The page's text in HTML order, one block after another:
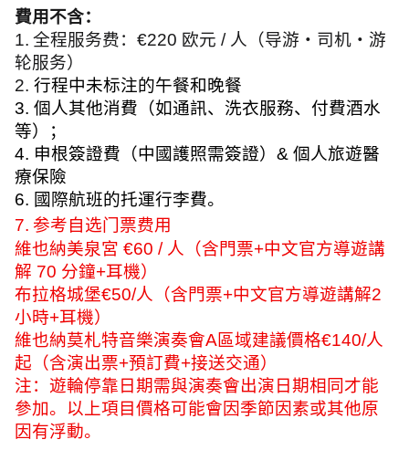
費用不含：
1. 全程服务费： €220 欧元 / 人（导游・司机・游
轮服务）
2. 行程中未标注的午餐和晚餐
3. 個人其他消費（如通訊、洗衣服務、付費酒水
等）；
4. 申根簽證費（中國護照需簽證） & 個人旅遊醫
療保險
6. 國際航班的托運行李費。
7. 参考自选门票费用
維也納美泉宮 €60 / 人（含門票+中文官方導遊講
解 70 分鐘+耳機）
布拉格城堡€50/人（含門票+中文官方導遊講解2
小時+耳機）
維也納莫札特音樂演奏會A區域建議價格€140/人
起（含演出票+預訂費+接送交通）
注：遊輪停靠日期需與演奏會出演日期相同才能
參加。以上項目價格可能會因季節因素或其他原
因有浮動。